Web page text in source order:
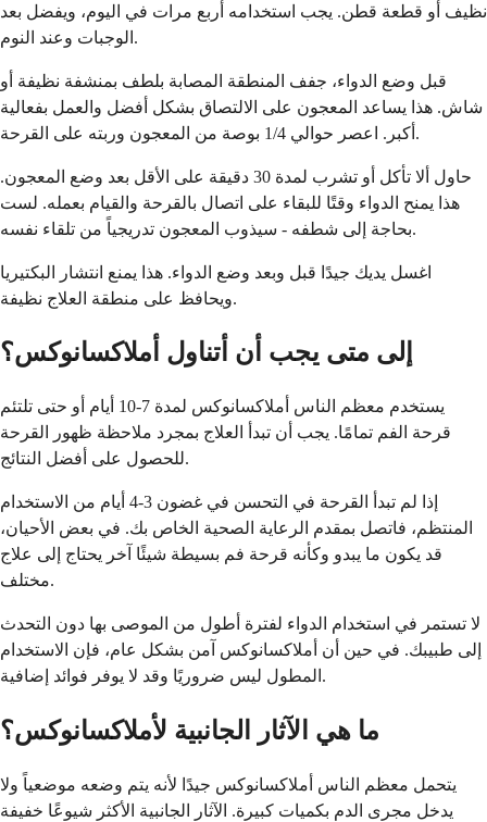
نظيف أو قطعة قطن. يجب استخدامه أربع مرات في اليوم، ويفضل بعد
الوجبات وعند النوم.
قبل وضع الدواء، جفف المنطقة المصابة بلطف بمنشفة نظيفة أو
شاش. هذا يساعد المعجون على الالتصاق بشكل أفضل والعمل بفعالية
أكبر. اعصر حوالي 1/4 بوصة من المعجون وربته على القرحة.
حاول ألا تأكل أو تشرب لمدة 30 دقيقة على الأقل بعد وضع المعجون.
هذا يمنح الدواء وقتًا للبقاء على اتصال بالقرحة والقيام بعمله. لست
بحاجة إلى شطفه - سيذوب المعجون تدريجياً من تلقاء نفسه.
اغسل يديك جيدًا قبل وبعد وضع الدواء. هذا يمنع انتشار البكتيريا
ويحافظ على منطقة العلاج نظيفة.
إلى متى يجب أن أتناول أملاكسانوكس؟
يستخدم معظم الناس أملاكسانوكس لمدة 7-10 أيام أو حتى تلتئم
قرحة الفم تمامًا. يجب أن تبدأ العلاج بمجرد ملاحظة ظهور القرحة
للحصول على أفضل النتائج.
إذا لم تبدأ القرحة في التحسن في غضون 3-4 أيام من الاستخدام
المنتظم، فاتصل بمقدم الرعاية الصحية الخاص بك. في بعض الأحيان،
قد يكون ما يبدو وكأنه قرحة فم بسيطة شيئًا آخر يحتاج إلى علاج
مختلف.
لا تستمر في استخدام الدواء لفترة أطول من الموصى بها دون التحدث
إلى طبيبك. في حين أن أملاكسانوكس آمن بشكل عام، فإن الاستخدام
المطول ليس ضروريًا وقد لا يوفر فوائد إضافية.
ما هي الآثار الجانبية لأملاكسانوكس؟
يتحمل معظم الناس أملاكسانوكس جيدًا لأنه يتم وضعه موضعياً ولا
يدخل مجرى الدم بكميات كبيرة. الآثار الجانبية الأكثر شيوعًا خفيفة